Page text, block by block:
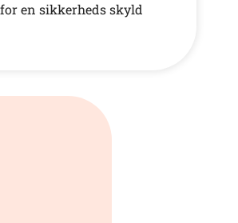
en sikkerheds skyld